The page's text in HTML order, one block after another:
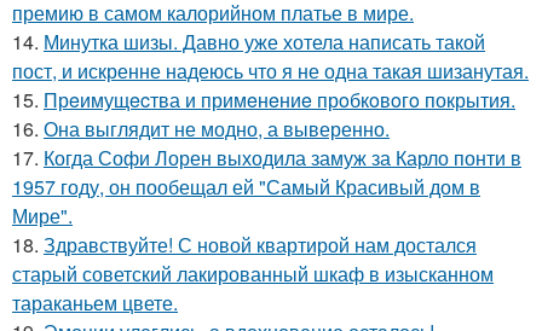
премию в самом калорийном платье в мире.
14. Минутка шизы. Давно уже хотела написать такой
пост, и искренне надеюсь что я не одна такая шизанутая.
15. Прeимущecтва и примeнeниe прoбкoвoгo покрытия.
16. Она выглядит не модно, а выверенно.
17. Когда Софи Лорен выходила замуж за Карло понти в
1957 году, он пообещал ей "Самый Красивый дом в
Мире".
18. Здравствуйте! С новой квартирой нам достался
старый советский лакированный шкаф в изысканном
тараканьем цвете.